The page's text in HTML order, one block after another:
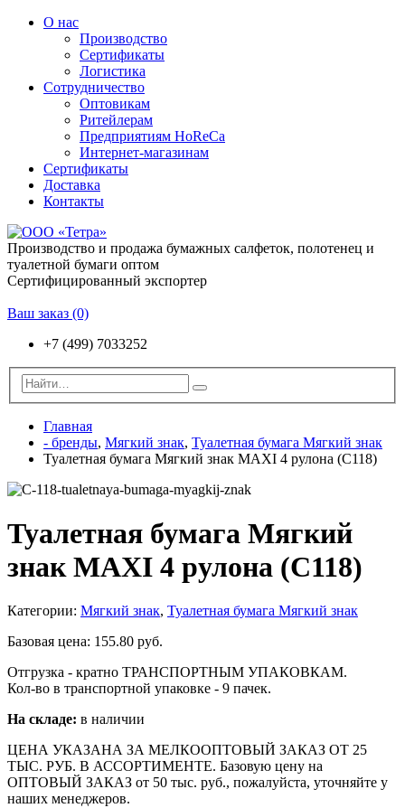
О нас
Производство
Сертификаты
Логистика
Сотрудничество
Оптовикам
Ритейлерам
Предприятиям HoReCa
Интернет-магазинам
Сертификаты
Доставка
Контакты
Производство и продажа бумажных салфеток, полотенец и
туалетной бумаги оптом
Сертифицированный экспортер
Ваш заказ (0)
+7 (499) 7033252
Главная
- бренды, Мягкий знак, Туалетная бумага Мягкий знак
Туалетная бумага Мягкий знак MAXI 4 рулона (С118)
Туалетная бумага Мягкий
знак MAXI 4 рулона (С118)
Категории: Мягкий знак, Туалетная бумага Мягкий знак
Базовая цена: 155.80 руб.
Отгрузка - кратно ТРАНСПОРТНЫМ УПАКОВКАМ.
Кол-во в транспортной упаковке - 9 пачек.
На складе: в наличии
ЦЕНА УКАЗАНА ЗА МЕЛКООПТОВЫЙ ЗАКАЗ ОТ 25
ТЫС. РУБ. В АССОРТИМЕНТЕ. Базовую цену на
ОПТОВЫЙ ЗАКАЗ от 50 тыс. руб., пожалуйста, уточняйте у
наших менеджеров.